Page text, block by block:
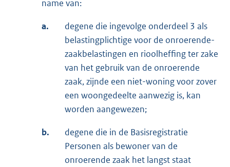
name van:
a.
degene die ingevolge onderdeel 3 als
belastingplichtige voor de onroerende-
zaakbelastingen en rioolheffing ter zake
van het gebruik van de onroerende
zaak, zijnde een niet-woning voor zover
een woongedeelte aanwezig is, kan
worden aangewezen;
b.
degene die in de Basisregistratie
Personen als bewoner van de
onroerende zaak het langst staat